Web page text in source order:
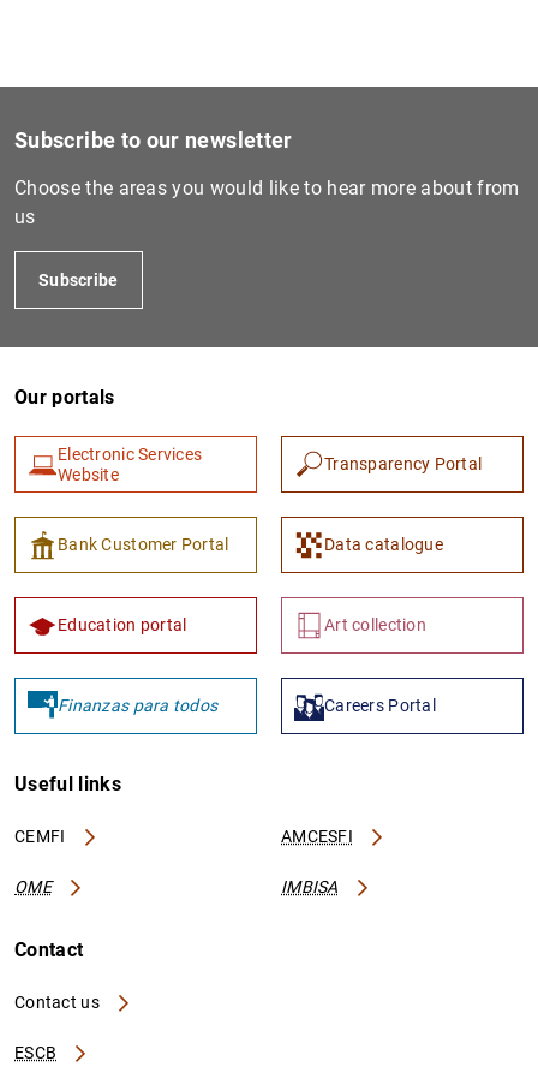
Subscribe to our newsletter
Choose the areas you would like to hear more about from
us
Subscribe
Our portals
Electronic Services
Website
Transparency Portal
Bank Customer Portal Data catalogue
Education portal Art collection
Finanzas para todos Careers Portal
Useful links
CEMFI AMCESFI
OME IMBISA
Contact
Contact us
ESCB